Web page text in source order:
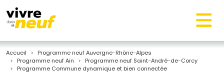
Accueil
Programme neuf Auvergne-Rhône-Alpes
Programme neuf Ain
Programme neuf Saint-André-de-Corcy
Programme Commune dynamique et bien connectée